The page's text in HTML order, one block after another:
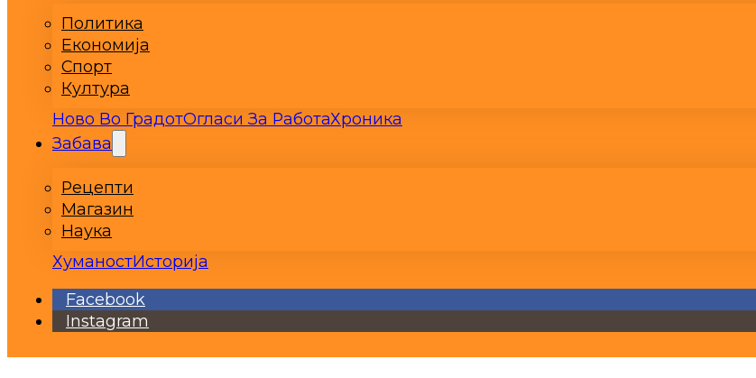
Политика
Економија
Спорт
Култура
Ново Во ГрадотОгласи За РаботаХроника
Забава
Рецепти
Магазин
Наука
ХуманостИсторија
Facebook
Instagram